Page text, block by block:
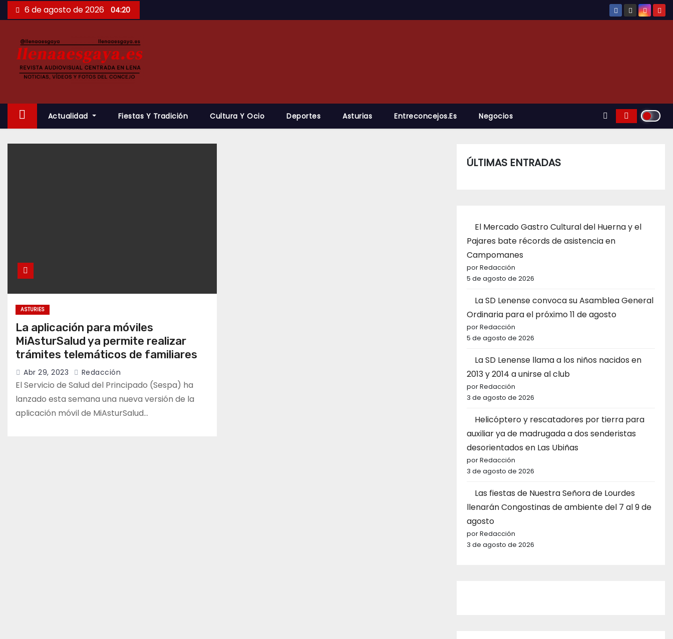
Saltar
al
6 de agosto de 2026 04:20
Actualidad Fiestas Y Tradición Cultura Y Ocio Deportes Asturias Entreconcejos.es Negocios
ASTURIES
La aplicación para móviles
MiAsturSalud ya permite realizar
trámites telemáticos de familiares
Abr 29, 2023 Redacción
El Servicio de Salud del Principado (Sespa) ha
lanzado esta semana una nueva versión de la
aplicación móvil de MiAsturSalud…
ÚLTIMAS ENTRADAS
El Mercado Gastro Cultural del Huerna y el
Pajares bate récords de asistencia en
Campomanes
por Redacción
5 de agosto de 2026
La SD Lenense convoca su Asamblea General
Ordinaria para el próximo 11 de agosto
por Redacción
5 de agosto de 2026
La SD Lenense llama a los niños nacidos en
2013 y 2014 a unirse al club
por Redacción
3 de agosto de 2026
Helicóptero y rescatadores por tierra para
auxiliar ya de madrugada a dos senderistas
desorientados en Las Ubiñas
por Redacción
3 de agosto de 2026
Las fiestas de Nuestra Señora de Lourdes
llenarán Congostinas de ambiente del 7 al 9 de
agosto
por Redacción
3 de agosto de 2026